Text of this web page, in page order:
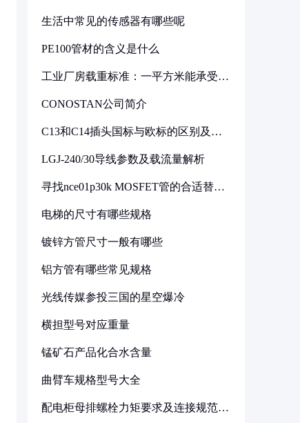
生活中常见的传感器有哪些呢
PE100管材的含义是什么
工业厂房载重标准：一平方米能承受多
CONOSTAN公司简介
C13和C14插头国标与欧标的区别及其
LGJ-240/30导线参数及载流量解析
寻找nce01p30k MOSFET管的合适替代
电梯的尺寸有哪些规格
镀锌方管尺寸一般有哪些
铝方管有哪些常见规格
光线传媒参投三国的星空爆冷
横担型号对应重量
锰矿石产品化合水含量
曲臂车规格型号大全
配电柜母排螺栓力矩要求及连接规范详